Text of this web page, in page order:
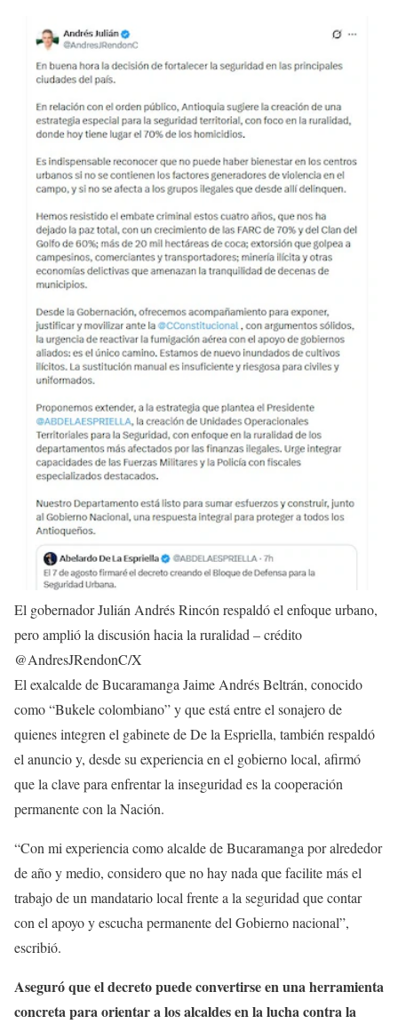
El gobernador Julián Andrés Rincón respaldó el enfoque urbano,
pero amplió la discusión hacia la ruralidad – crédito
@AndresJRendonC/X
El exalcalde de Bucaramanga Jaime Andrés Beltrán, conocido
como “Bukele colombiano” y que está entre el sonajero de
quienes integren el gabinete de De la Espriella, también respaldó
el anuncio y, desde su experiencia en el gobierno local, afirmó
que la clave para enfrentar la inseguridad es la cooperación
permanente con la Nación.
“Con mi experiencia como alcalde de Bucaramanga por alrededor
de año y medio, considero que no hay nada que facilite más el
trabajo de un mandatario local frente a la seguridad que contar
con el apoyo y escucha permanente del Gobierno nacional”,
escribió.
Aseguró que el decreto puede convertirse en una herramienta
concreta para orientar a los alcaldes en la lucha contra la